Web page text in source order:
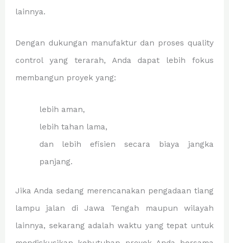
lainnya.
Dengan dukungan manufaktur dan proses quality
control yang terarah, Anda dapat lebih fokus
membangun proyek yang:
lebih aman,
lebih tahan lama,
dan lebih efisien secara biaya jangka
panjang.
Jika Anda sedang merencanakan pengadaan tiang
lampu jalan di Jawa Tengah maupun wilayah
lainnya, sekarang adalah waktu yang tepat untuk